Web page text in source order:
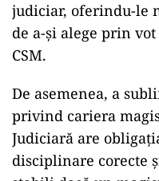
judiciar, oferindu-le
de a-și alege prin
CSM.
De asemenea, a
privind cariera
Judiciară are
disciplinare corecte